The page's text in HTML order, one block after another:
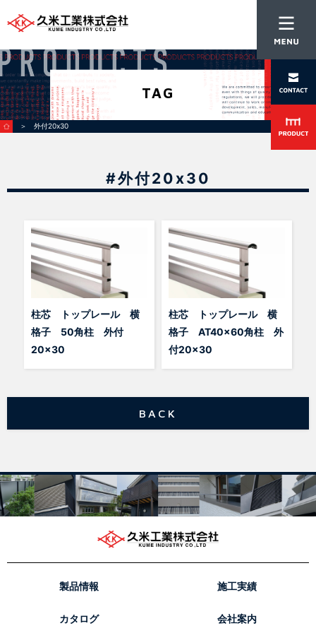
TAG
＞ 外付20x30
#外付20x30
柱芯 トップレール 横
格子 50角柱 外付
20×30
柱芯 トップレール 横
格子 AT40x60角柱 外
付20×30
BACK
製品情報 施工実績
カタログ 会社案内